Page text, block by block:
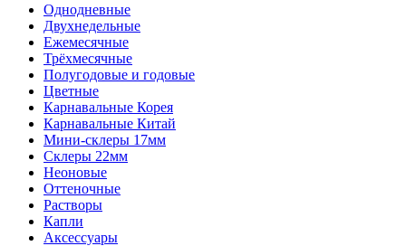
Однодневные
Двухнедельные
Ежемесячные
Трёхмесячные
Полугодовые и годовые
Цветные
Карнавальные Корея
Карнавальные Китай
Мини-склеры 17мм
Склеры 22мм
Неоновые
Оттеночные
Растворы
Капли
Аксессуары